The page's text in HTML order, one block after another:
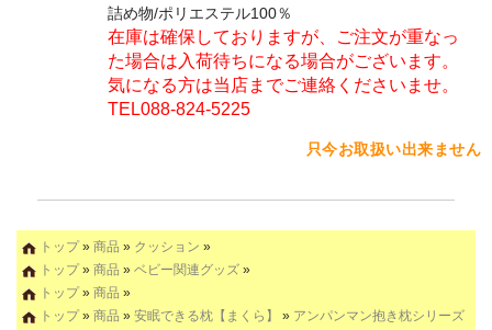
詰め物/ポリエステル100％
在庫は確保しておりますが、ご注文が重なっ
た場合は入荷待ちになる場合がございます。
気になる方は当店までご連絡くださいませ。
TEL088-824-5225
只今お取扱い出来ません
トップ» 商品 » クッション »
トップ» 商品 » ベビー関連グッズ »
トップ» 商品 »
トップ» 商品 » 安眠できる枕【まくら】 » アンパンマン抱き枕シリーズ